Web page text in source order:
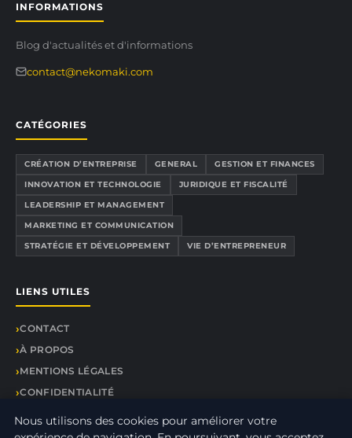
INFORMATIONS
Blog d'actualités et d'informations
contact@nekomaki.com
CATÉGORIES
CRÉATION D’ENTREPRISE GENERAL
GESTION ET FINANCES
INNOVATION ET TECHNOLOGIE
JURIDIQUE ET FISCALITÉ
LEADERSHIP ET MANAGEMENT
MARKETING ET COMMUNICATION
STRATÉGIE ET DÉVELOPPEMENT
VIE D’ENTREPRENEUR
LIENS UTILES
CONTACT
À PROPOS
MENTIONS LÉGALES
CONFIDENTIALITÉ
PLAN DU SITE
Nous utilisons des cookies pour améliorer votre